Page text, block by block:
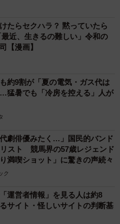
たらセクハラ？ 黙っていたら
近、生きるの難しい」令和の
【漫画】
約9割が「夏の電気・ガス代は
猛暑でも「冷房を控える」人が
代劇俳優みたく…」国民的バンド
スト 競馬界の57歳レジェンド
満喫ショット」に驚きの声続々
ク
運営者情報」を見る人は約8
サイト・怪しいサイトの判断基